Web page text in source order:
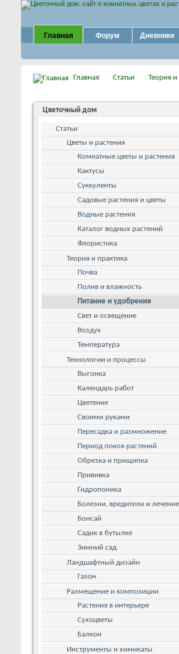
Главная Форум Дневники
Главная Статьи Теория и
Цветочный дом
Статьи
Цветы и растения
Комнатные цветы и растения
Кактусы
Суккуленты
Садовые растения и цветы
Водные растения
Каталог водных растений
Флористика
Теория и практика
Почва
Полив и влажность
Питание и удобрения
Свет и освещение
Воздух
Температура
Технологии и процессы
Выгонка
Календарь работ
Цветение
Своими руками
Пересадка и размножение
Период покоя растений
Обрезка и прищипка
Прививка
Гидропоника
Болезни, вредители и лечение
Бонсай
Садик в бутылке
Зимний сад
Ландшафтный дизайн
Газон
Размещение и композиции
Растения в интерьере
Сухоцветы
Балкон
Инструменты и химикаты